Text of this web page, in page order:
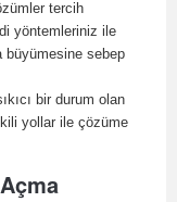
tercih
yöntemleriniz ile
büyümesine sebep
bir durum olan
yollar ile çözüme